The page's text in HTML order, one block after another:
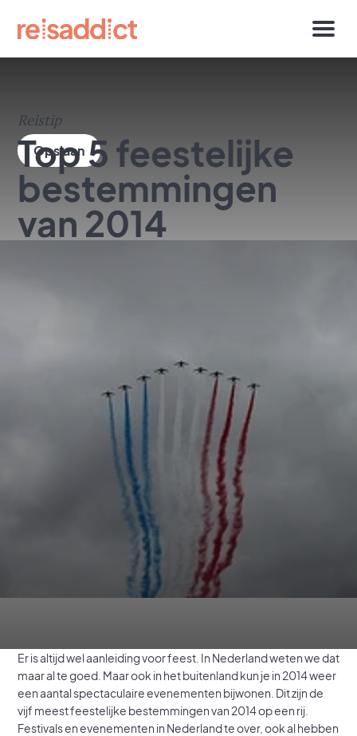
Reistip
Top 5 feestelijke
bestemmingen
van 2014
Er is altijd wel aanleiding voor feest. In Nederland weten we dat
maar al te goed. Maar ook in het buitenland kun je in 2014 weer
een aantal spectaculaire evenementen bijwonen. Dit zijn de
vijf meest feestelijke bestemmingen van 2014 op een rij.
Festivals en evenementen in Nederland te over, ook al hebben